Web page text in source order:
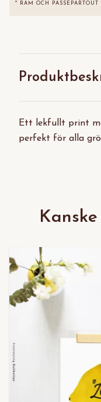
* RAM OCH PASSEPARTOUT
Ett lekfullt print
perfekt för alla